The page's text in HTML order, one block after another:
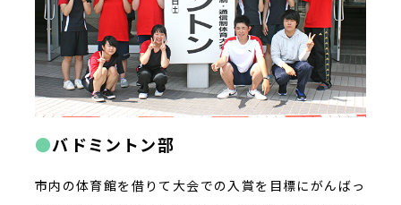
バドミントン部
市内の体育館を借りて大会での入賞を目標にがんばっ